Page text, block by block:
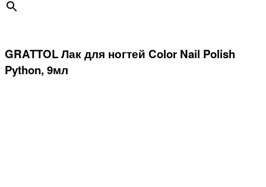
GRATTOL Лак для ногтей Color Nail Polish
Python, 9мл